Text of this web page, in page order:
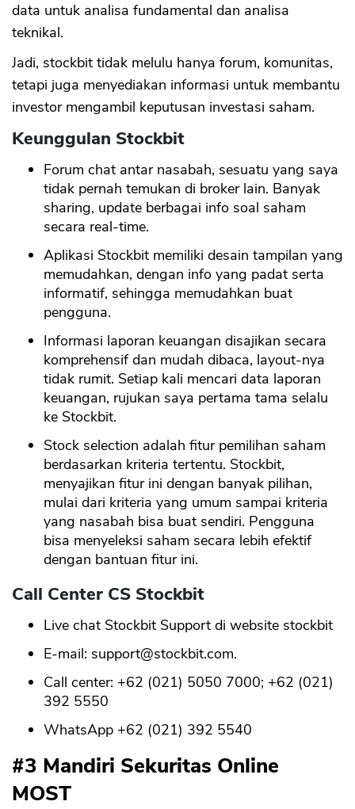
data untuk analisa fundamental dan analisa
teknikal.
Jadi, stockbit tidak melulu hanya forum, komunitas,
tetapi juga menyediakan informasi untuk membantu
investor mengambil keputusan investasi saham.
Keunggulan Stockbit
Forum chat antar nasabah, sesuatu yang saya
tidak pernah temukan di broker lain. Banyak
sharing, update berbagai info soal saham
secara real-time.
Aplikasi Stockbit memiliki desain tampilan yang
memudahkan, dengan info yang padat serta
informatif, sehingga memudahkan buat
pengguna.
Informasi laporan keuangan disajikan secara
komprehensif dan mudah dibaca, layout-nya
tidak rumit. Setiap kali mencari data laporan
keuangan, rujukan saya pertama tama selalu
ke Stockbit.
Stock selection adalah fitur pemilihan saham
berdasarkan kriteria tertentu. Stockbit,
menyajikan fitur ini dengan banyak pilihan,
mulai dari kriteria yang umum sampai kriteria
yang nasabah bisa buat sendiri. Pengguna
bisa menyeleksi saham secara lebih efektif
dengan bantuan fitur ini.
Call Center CS Stockbit
Live chat Stockbit Support di website stockbit
E-mail: support@stockbit.com.
Call center: +62 (021) 5050 7000; +62 (021)
392 5550
WhatsApp +62 (021) 392 5540
#3 Mandiri Sekuritas Online
MOST